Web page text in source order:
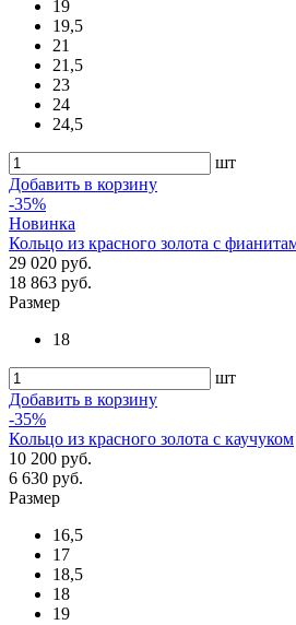
19
19,5
21
21,5
23
24
24,5
шт
Добавить в корзину
-35%
Новинка
Кольцо из красного золота с
29 020 руб.
18 863 руб.
Размер
18
шт
Добавить в корзину
-35%
Кольцо из красного золота с каучуком
10 200 руб.
6 630 руб.
Размер
16,5
17
18,5
18
19